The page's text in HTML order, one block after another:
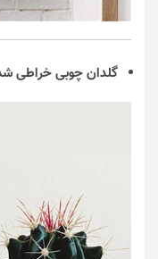
گلدان چوبی خراطی